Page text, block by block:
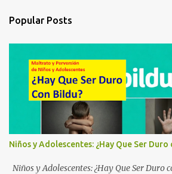
Popular Posts
Niños y Adolescentes: ¿Hay Que Ser Duro
Niños y Adolescentes: ¿Hay Que Ser Duro